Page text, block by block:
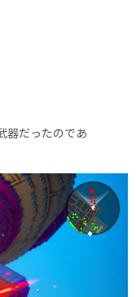
だったのであ